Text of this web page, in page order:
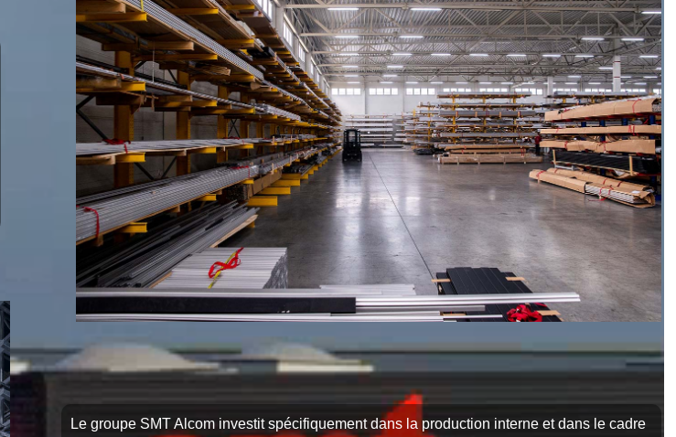
Le groupe SMT Alcom investit spécifiquement dans la production interne et dans le cadre